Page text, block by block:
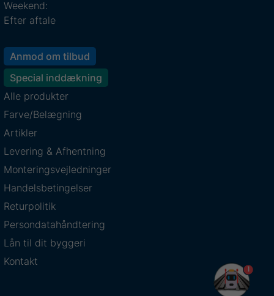
Weekend:
Efter aftale
Anmod om tilbud
Special inddækning
Alle produkter
Farve/Belægning
Artikler
Levering & Afhentning
Monteringsvejledninger
Handelsbetingelser
Returpolitik
Persondatahåndtering
Lån til dit byggeri
Kontakt
1